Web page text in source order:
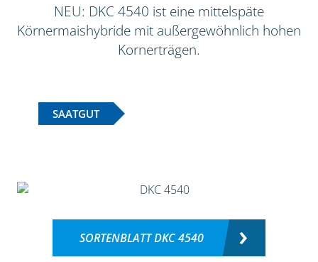
NEU: DKC 4540 ist eine mittelspäte
Körnermaishybride mit außergewöhnlich hohen
Kornerträgen.
SAATGUT
SORTENBLATT DKC 4540